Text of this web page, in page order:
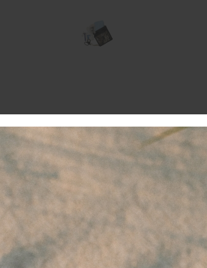
Defibtech Lifeline AED Safe set, Etui met
van reanimatie.
Deze AED Safe set etui van Defibtech Lifeline is
handelingen bij het toepassen van reanimatie.
De Defibtech Lifeline AED Safe set is een
instellingen die veiligheid hoog in het vaandel
ontwikkeld voor EHBO- en BHV-situaties en bevat
bij een hartstilstand.